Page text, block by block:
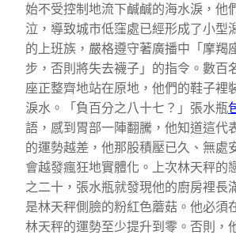
始不受控制地流下鹹鹹的海水淚，他
泣，導致城市低窪處已經形成了小型
的上班族，嚴格遵守著廣播中「摩羯
步，否則將失去襪子」的指令。數百
座正整齊地站在原地，他們的鞋子裡
淚水。「負百分之八十七？」張水瓶
語，感到胃部一陣翻騰，他知道這代
的運勢越差，他那股積壓已久、無處
會越發瘋狂地實體化。上次林天秤的
之二十，張水瓶就發現他的廚房裡長
是林天秤側臉的粉紅色蘑菇。他必須
林天秤的運勢至少提升到零。否則，